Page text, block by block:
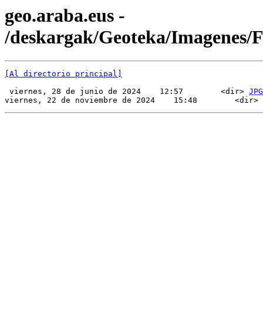
geo.araba.eus -
/deskargak/Geoteka/Imagenes/
[Al directorio principal]
viernes, 28 de junio de 2024    12:57        <dir> JPG
viernes, 22 de noviembre de 2024    15:48        <dir>